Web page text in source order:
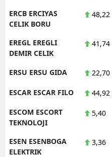
ERCB ERCIYAS
CELIK BORU
48,22
EREGL EREGLI
DEMIR CELIK
41,74
ERSU ERSU GIDA 22,70
ESCAR ESCAR FILO 44,92
ESCOM ESCORT
TEKNOLOJI
5,40
ESEN ESENBOGA
ELEKTRIK
3,36